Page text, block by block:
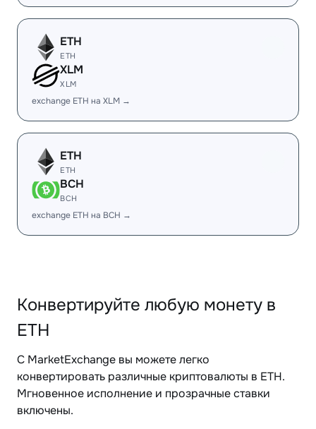
ETH
ETH
XLM
XLM
exchange ETH на XLM →
ETH
ETH
BCH
BCH
exchange ETH на BCH →
Конвертируйте любую монету в
ETH
С MarketExchange вы можете легко
конвертировать различные криптовалюты в ETH.
Мгновенное исполнение и прозрачные ставки
включены.